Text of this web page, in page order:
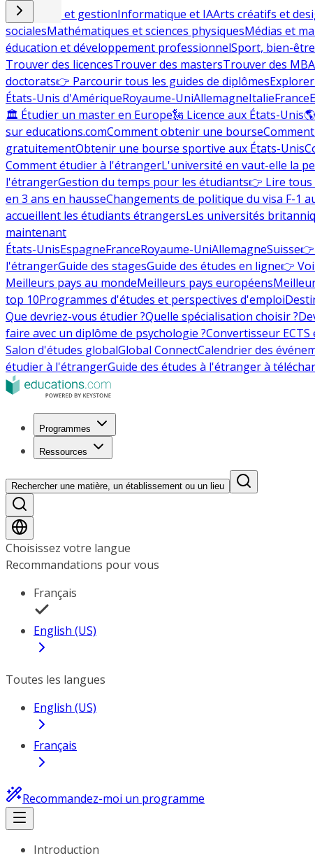
Commerce et gestionInformatique et IAArts créatifs et
socialesMathématiques et sciences physiquesMédias et
éducation et développement professionnelSport, bien-
Trouver des licencesTrouver des mastersTrouver des MBA
doctorats👉 Parcourir tous les guides de diplômes
États-Unis d'AmériqueRoyaume-UniAllemagneItalieFrance
🏛 Étudier un master en Europe🗽 Licence aux États-Unis
sur educations.comComment obtenir une bourse
gratuitementObtenir une bourse sportive aux États-Unis
Comment étudier à l'étrangerL'université en vaut-elle la
l'étrangerGestion du temps pour les étudiants👉 Lire tous
en 3 ans en hausseChangements de politique du visa F-1
accueillent les étudiants étrangersLes universités
maintenant
États-UnisEspagneFranceRoyaume-UniAllemagneSuisse👉
l'étrangerGuide des stagesGuide des études en ligne👉
Meilleurs pays au mondeMeilleurs pays européens
top 10Programmes d'études et perspectives d'emploi
Que devriez-vous étudier ?Quelle spécialisation choisir ?
faire avec un diplôme de psychologie ?Convertisseur
Salon d'études globalGlobal ConnectCalendrier des
étudier à l'étrangerGuide des études à l'étranger à
Programmes
Ressources
Rechercher une matière, un établissement ou un lieu
Choisissez votre langue
Recommandations pour vous
Français
English (US)
Toutes les langues
English (US)
Français
Recommandez-moi un programme
Introduction